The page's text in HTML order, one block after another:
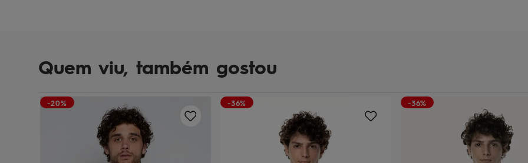
Quem viu, também gostou
-20% -36% -36%